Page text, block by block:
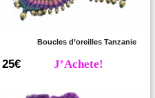
Boucles d’oreilles Tanzanie
25€ J’Achete!